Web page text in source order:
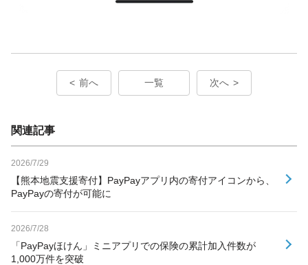
前へ 一覧 次へ
関連記事
2026/7/29
【熊本地震支援寄付】PayPayアプリ内の寄付アイコンから、
PayPayの寄付が可能に
2026/7/28
「PayPayほけん」ミニアプリでの保険の累計加入件数が
1,000万件を突破